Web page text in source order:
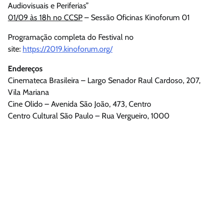
Audiovisuais e Periferias”
01/09 às 18h no CCSP – Sessão Oficinas Kinoforum 01
Programação completa do Festival no
site: https://2019.kinoforum.org/
Endereços
Cinemateca Brasileira – Largo Senador Raul Cardoso, 207,
Vila Mariana
Cine Olido – Avenida São João, 473, Centro
Centro Cultural São Paulo – Rua Vergueiro, 1000